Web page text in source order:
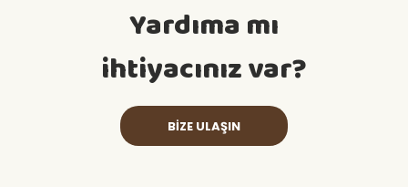
Yardıma mı
ihtiyacınız var?
BİZE ULAŞIN